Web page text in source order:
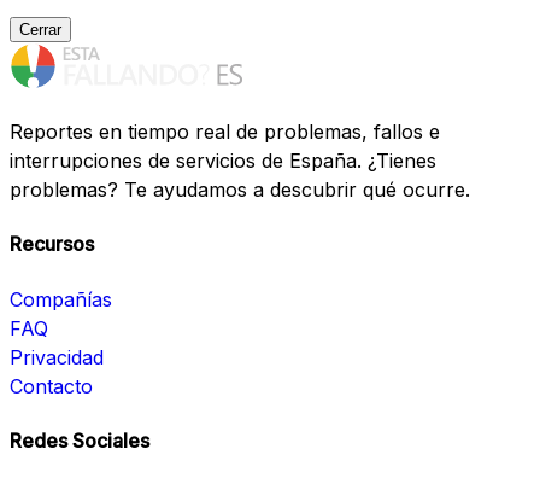
Cerrar
Reportes en tiempo real de problemas, fallos e
interrupciones de servicios de España. ¿Tienes
problemas? Te ayudamos a descubrir qué ocurre.
Recursos
Compañías
FAQ
Privacidad
Contacto
Redes Sociales